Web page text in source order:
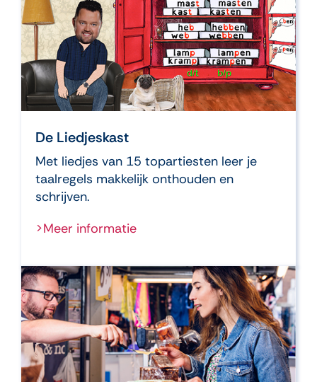
De Liedjeskast
Met liedjes van 15 topartiesten leer je
taalregels makkelijk onthouden en
schrijven.
>Meer informatie